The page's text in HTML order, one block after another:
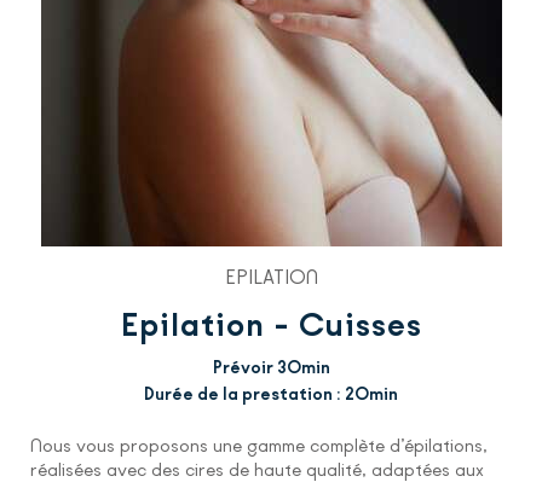
EPILATION
Epilation - Cuisses
Prévoir 30min
Durée de la prestation : 20min
Nous vous proposons une gamme complète d’épilations,
réalisées avec des cires de haute qualité, adaptées aux